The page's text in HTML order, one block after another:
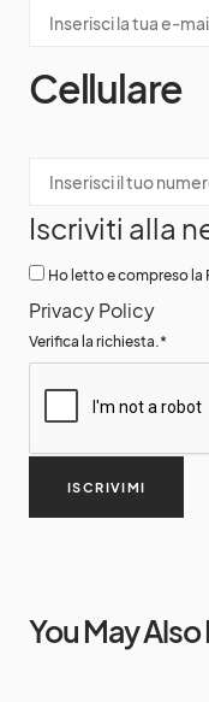
Cellulare
Iscriviti alla
Ho letto e compreso la
Privacy Policy
Verifica la richiesta. *
ISCRIVIMI
You May Also